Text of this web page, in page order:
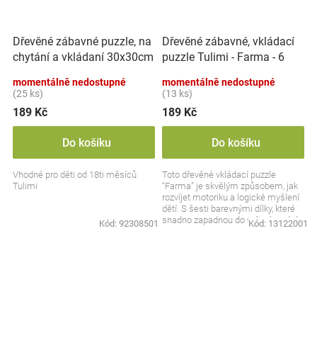
Dřevěné zábavné puzzle, na
chytání a vkládaní 30x30cm
momentálně nedostupné
(25 ks)
189 Kč
Do košíku
Vhodné pro děti od 18ti měsíců.
Tulimi
Kód: 92308501
Dřevěné zábavné, vkládací
puzzle Tulimi - Farma - 6
momentálně nedostupné
(13 ks)
189 Kč
Do košíku
Toto dřevěné vkládací puzzle
“Farma” je skvělým způsobem, jak
rozvíjet motoriku a logické myšlení
dětí. S šesti barevnými dílky, které
snadno zapadnou do vyřezávaných
Kód: 13122001